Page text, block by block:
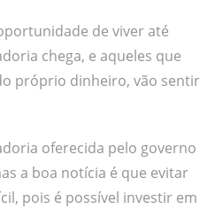
de viver até
chega, e aqueles que
próprio dinheiro, vão sentir
oferecida pelo governo
a boa notícia é que evitar
pois é possível investir em